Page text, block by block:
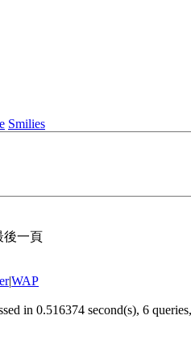
Smilies
後一頁
|WAP
in 0.516374 second(s), 6